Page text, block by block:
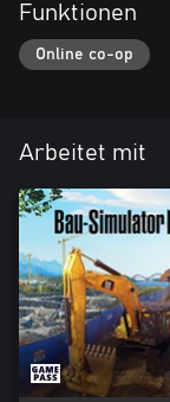
Funktionen
Online co-op
Arbeitet mit